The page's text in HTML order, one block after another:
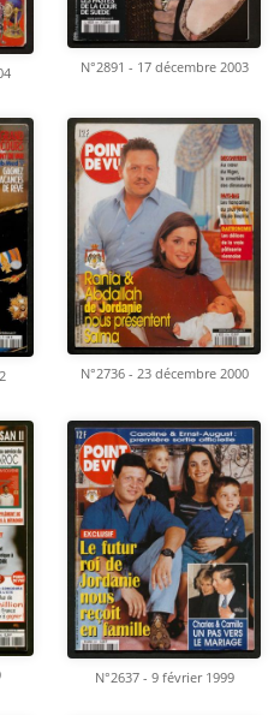
N°2891 - 17 décembre 2003
N°2736 - 23 décembre 2000
N°2637 - 9 février 1999